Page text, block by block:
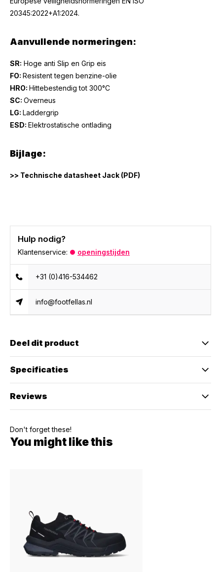
20345:2022+A1:2024.
Aanvullende normeringen:
SR: Hoge anti Slip en Grip eis
FO: Resistent tegen benzine-olie
HRO: Hittebestendig tot 300°C
SC: Overneus
LG: Laddergrip
ESD: Elektrostatische ontlading
Bijlage:
>> Technische datasheet Jack (PDF)
Hulp nodig?
Klantenservice: openingstijden
+31 (0)416-534462
info@footfellas.nl
Deel dit product
Specificaties
Reviews
Don't forget these!
You might like this